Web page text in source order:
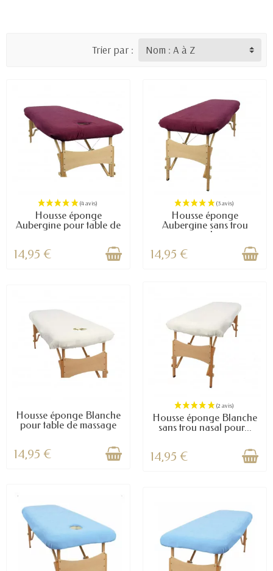
Trier par :
Housse éponge
Aubergine pour table de
massage
14,95 €
Housse éponge
Aubergine sans trou
nasal...
14,95 €
Housse éponge Blanche
pour table de massage
14,95 €
Housse éponge Blanche
sans trou nasal pour...
14,95 €